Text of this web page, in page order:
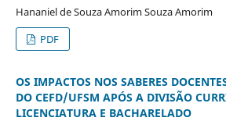
Hananiel de Souza Amorim Souza Amorim
PDF
OS IMPACTOS NOS SABERES
DO CEFD/UFSM APÓS A DIVISÃO
LICENCIATURA E BACHARELADO